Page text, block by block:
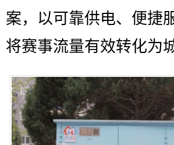
案，以可靠供电、便捷
将赛事流量有效转化为